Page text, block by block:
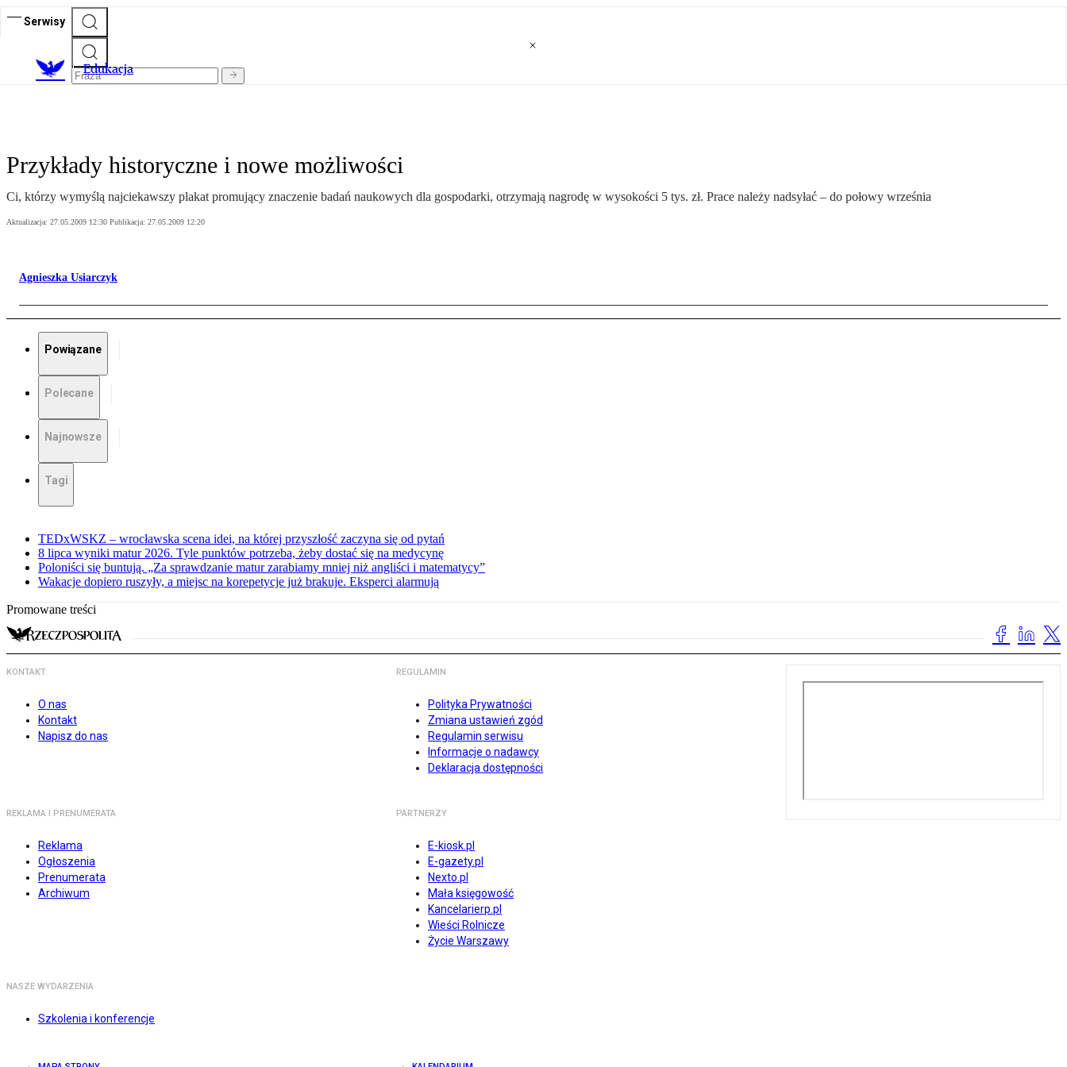
Serwisy
Edukacja
Przykłady historyczne i nowe możliwości
Ci, którzy wymyślą najciekawszy plakat promujący znaczenie badań naukowych dla gospodarki, otrzymają nagrodę w wysokości 5 tys. zł. Prace należy nadsyłać – do połowy września
Aktualizacja: 27.05.2009 12:30 Publikacja: 27.05.2009 12:20
Agnieszka Usiarczyk
Powiązane
Polecane
Najnowsze
Tagi
TEDxWSKZ – wrocławska scena idei, na której przyszłość zaczyna się od pytań
8 lipca wyniki matur 2026. Tyle punktów potrzeba, żeby dostać się na medycynę
Poloniści się buntują. „Za sprawdzanie matur zarabiamy mniej niż angliści i matematycy”
Wakacje dopiero ruszyły, a miejsc na korepetycje już brakuje. Eksperci alarmują
Promowane treści
KONTAKT
O nas
Kontakt
Napisz do nas
REGULAMIN
Polityka Prywatności
Zmiana ustawień zgód
Regulamin serwisu
Informacje o nadawcy
Deklaracja dostępności
REKLAMA I PRENUMERATA
Reklama
Ogłoszenia
Prenumerata
Archiwum
PARTNERZY
E-kiosk.pl
E-gazety.pl
Nexto.pl
Mała księgowość
Kancelarierp.pl
Wieści Rolnicze
Życie Warszawy
NASZE WYDARZENIA
Szkolenia i konferencje